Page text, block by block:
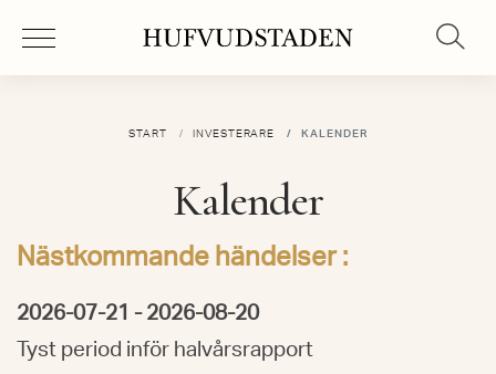
START INVESTERARE KALENDER
Kalender